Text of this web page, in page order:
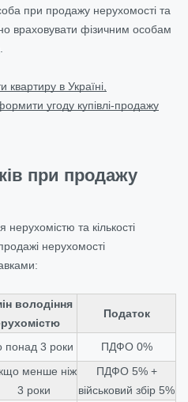
при продажу нерухомості та
враховувати фізичним особам
в Україні,
угоду купівлі-продажу
при продажу
та кількості
нерухомості
володіння
Податок
понад 3 роки
ПДФО 0%
менше ніж
3 роки
ПДФО 5% +
військовий збір 5%